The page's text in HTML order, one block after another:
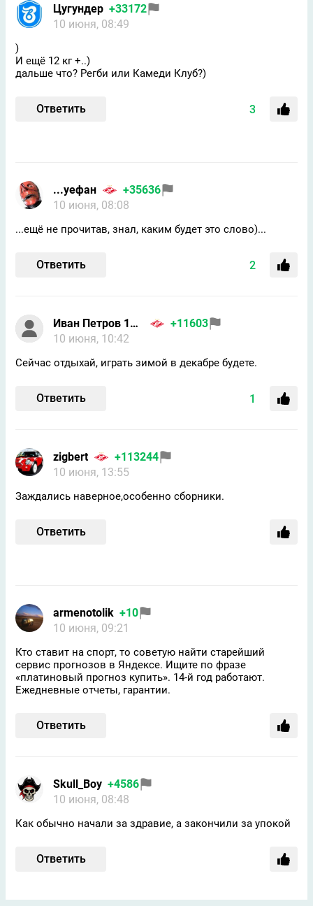
Цугундeр +33172
10 июня, 08:49
)
И ещё 12 кг +..)
дальше что? Регби или Камеди Клуб?)
Ответить 3
...уефан
+35636
10 июня, 08:08
...ещё не прочитав, знал, каким будет это слово)...
Ответить 2
Иван Петров 1986
+11603
10 июня, 10:42
Сейчас отдыхай, играть зимой в декабре будете.
Ответить 1
zigbert
+113244
10 июня, 13:55
Заждались наверное,особенно сборники.
Ответить
armenotolik +10
10 июня, 09:21
Кто ставит на спорт, то советую найти старейший
сервис прогнозов в Яндексе. Ищите по фразе
«платиновый прогноз купить». 14-й год работают.
Ежедневные отчеты, гарантии.
Ответить
Skull_Boy +4586
10 июня, 08:48
Как обычно начали за здравие, а закончили за упокой
Ответить